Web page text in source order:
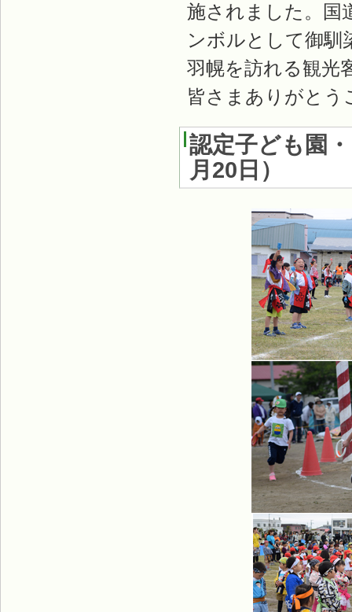
施されました。国
ンボルとして御馴
羽幌を訪れる観光
皆さまありがとう
認定子ども園
月20日 ）